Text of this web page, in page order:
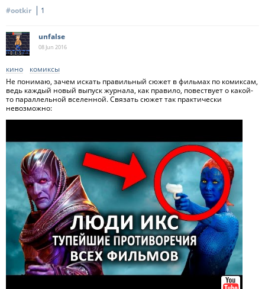
#ootkir
1
unfalse
08 Jun 2016
кино
комиксы
Не понимаю, зачем искать правильный сюжет в фильмах по комиксам,
ведь каждый новый выпуск журнала, как правило, повествует о какой-
то параллельной вселенной. Связать сюжет так практически
невозможно: